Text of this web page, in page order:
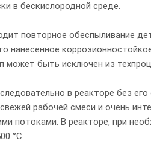
в бескислородной среде.
повторное обеспыливание
может быть исключен из
в реакторе без
рабочей смеси и очень
потоками. В реакторе, при
°С.